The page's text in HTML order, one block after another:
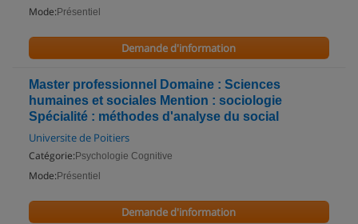
Mode: Présentiel
Demande d'information
Master professionnel Domaine : Sciences
humaines et sociales Mention : sociologie
Spécialité : méthodes d'analyse du social
Universite de Poitiers
Catégorie: Psychologie Cognitive
Mode: Présentiel
Demande d'information